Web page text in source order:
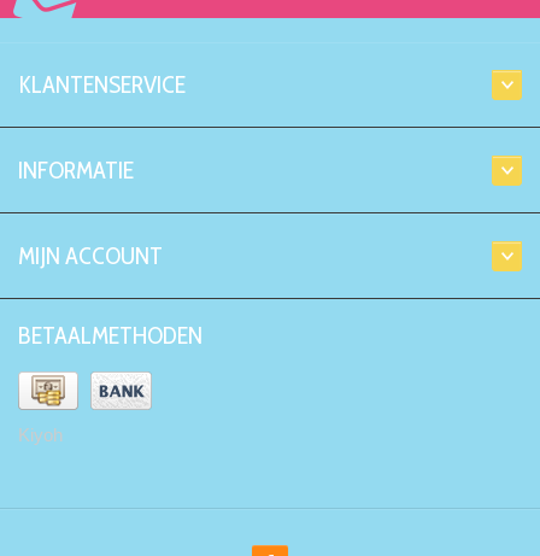
KLANTENSERVICE
INFORMATIE
MIJN ACCOUNT
BETAALMETHODEN
Kiyoh